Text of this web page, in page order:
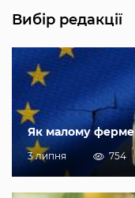
Вибір редакції
Як малому
3 липня 754